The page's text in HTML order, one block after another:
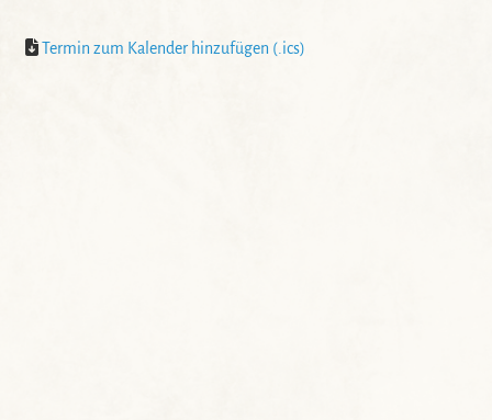
Termin zum Kalender hinzufügen (.ics)